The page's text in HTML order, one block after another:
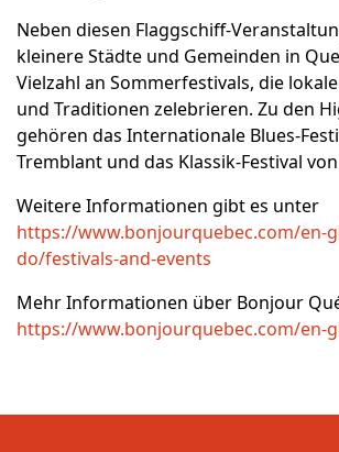
Neben diesen Flaggschiff-
kleinere Städte und Gemeinden in
Vielzahl an Sommerfestivals, die
und Traditionen zelebrieren. Zu den
gehören das Internationale Blues-
Tremblant und das Klassik-Festival
Weitere Informationen gibt es unter
https://www.bonjourquebec.com/en-
do/festivals-and-events
Mehr Informationen über Bonjour
https://www.bonjourquebec.com/en-